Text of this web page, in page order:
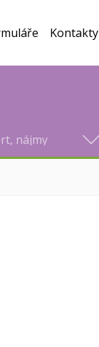
nájmy
Kontakty